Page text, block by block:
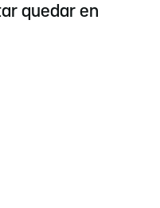
quedar en